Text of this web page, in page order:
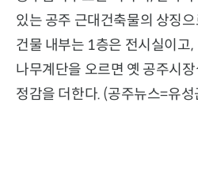
있는 공주 근대건축물의 상징
건물 내부는 1층은 전시실이고
나무계단을 오르면 옛 공주시
정감을 더한다. (공주뉴스=유